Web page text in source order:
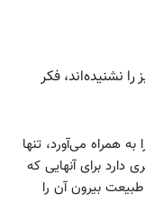
نشنیده‌اند، فکر
همراه می‌آورد، تنها
برای آنهایی که
بیرون آن را